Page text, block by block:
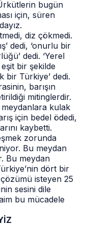
bugün
için, süren
diz çökmedi.
dedi, ‘onurlu bir
dedi. ‘Yerel
eşit bir şekilde
bir Türkiye’ dedi.
barışın
mitinglerdir.
kulak
için bedel ödedi,
kaybetti.
zorunda
Bu meydan
Bu meydan
dört bir
isteyen 25
sesini dile
bu mücadele